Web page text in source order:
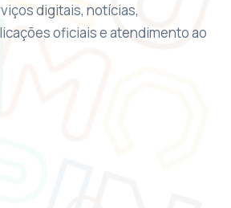
de acessibilidade
digitais, notícias,
oficiais e atendimento ao